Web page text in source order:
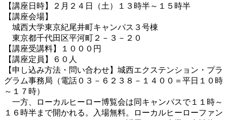
【講座日時】２月２４日（土）１３時半～１５時半
【講座会場】
城西大学東京紀尾井町キャンパス３号棟
東京都千代田区平河町２－３－２０
【講座受講料】１０００円
【講座定員】６０人
【申し込み方法・問い合わせ】城西エクステンション・プラ
グラム事務局（電話０３－６２３８－１４００＝平日１０時
～１７時）
一方、ローカルヒーロー博覧会は同キャンパスで１１時～
１６時半まで開かれる。入場無料。ローカルヒーローファン